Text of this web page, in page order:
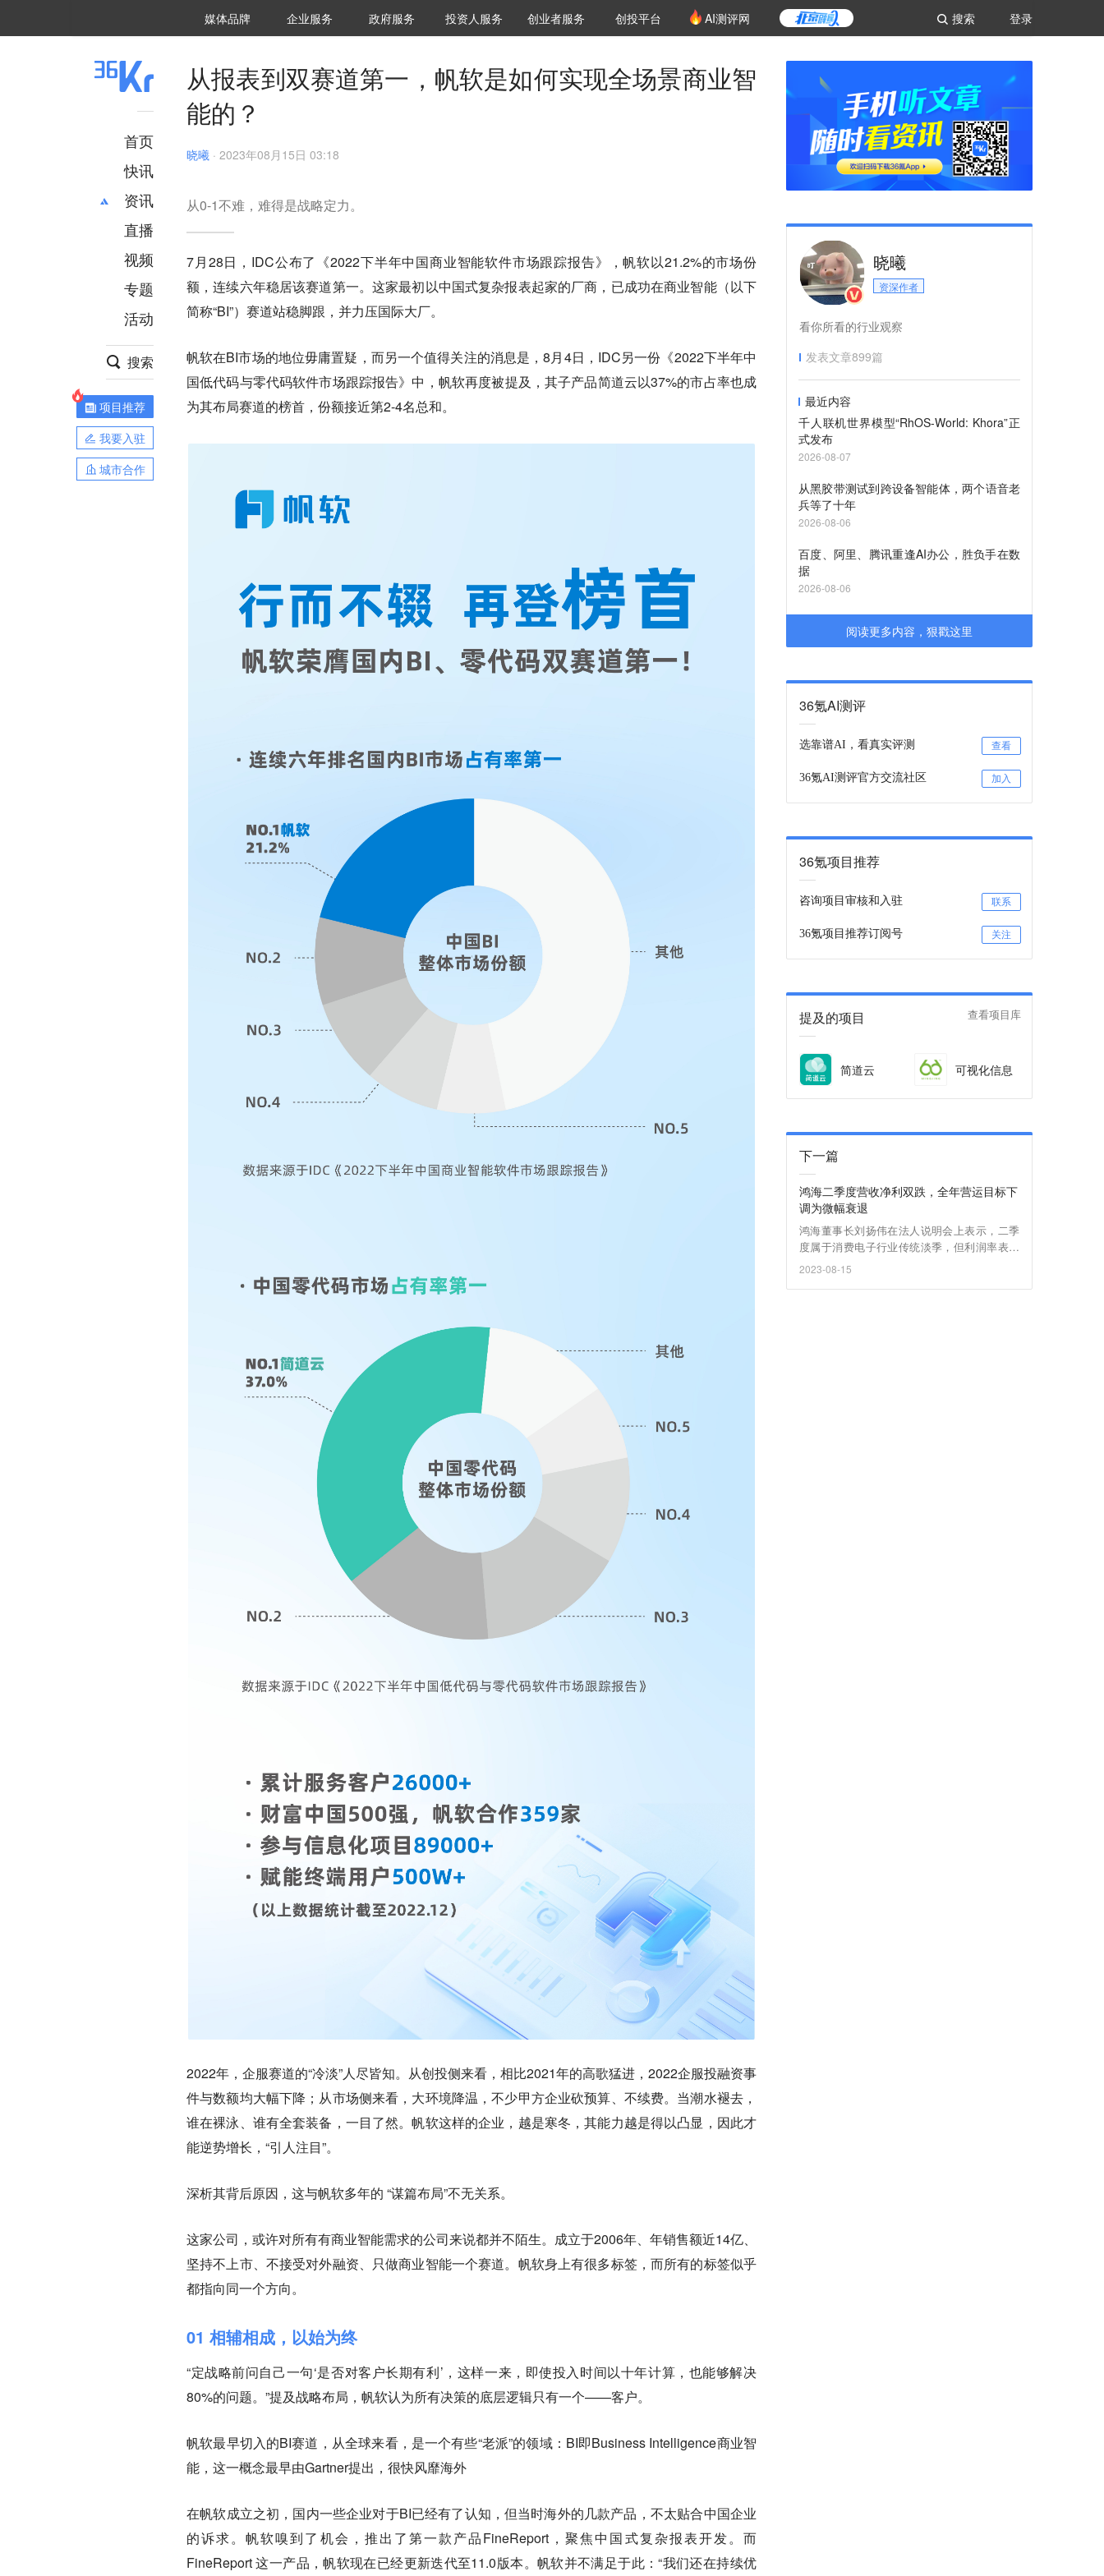
登录
搜索
媒体品牌 36Kr研究院
企业服务 城市之窗
政府服务 VClub投资机构库
投资机构职位推介
投资人服务 创投氪堂
创业者服务 创投平台 AI测评网
首页
快讯
资讯
推荐
财经
项目推荐
安徽
直播
视频
专题
活动
搜索
项目推荐
我要入驻
城市合作
从报表到双赛道第一，帆软是如何实现全场景商业智
能的？
晓曦 · 2023年08月15日 03:18
从0-1不难，难得是战略定力。
7月28日，IDC公布了《2022下半年中国商业智能软件市场跟踪报告》，帆软以21.2%的市场份
额，连续六年稳居该赛道第一。这家最初以中国式复杂报表起家的厂商，已成功在商业智能（以下
简称“BI”）赛道站稳脚跟，并力压国际大厂。
帆软在BI市场的地位毋庸置疑，而另一个值得关注的消息是，8月4日，IDC另一份《2022下半年中
国低代码与零代码软件市场跟踪报告》中，帆软再度被提及，其子产品简道云以37%的市占率也成
为其布局赛道的榜首，份额接近第2-4名总和。
2022年，企服赛道的“冷淡”人尽皆知。从创投侧来看，相比2021年的高歌猛进，2022企服投融资事
件与数额均大幅下降；从市场侧来看，大环境降温，不少甲方企业砍预算、不续费。当潮水褪去，
谁在裸泳、谁有全套装备，一目了然。帆软这样的企业，越是寒冬，其能力越是得以凸显，因此才
能逆势增长，“引人注目”。
深析其背后原因，这与帆软多年的 “谋篇布局”不无关系。
这家公司，或许对所有有商业智能需求的公司来说都并不陌生。成立于2006年、年销售额近14亿、
坚持不上市、不接受对外融资、只做商业智能一个赛道。帆软身上有很多标签，而所有的标签似乎
都指向同一个方向。
01 相辅相成，以始为终
“定战略前问自己一句‘是否对客户长期有利’，这样一来，即使投入时间以十年计算，也能够解决
80%的问题。”提及战略布局，帆软认为所有决策的底层逻辑只有一个——客户。
帆软最早切入的BI赛道，从全球来看，是一个有些“老派”的领域：BI即Business Intelligence商业智
能，这一概念最早由Gartner提出，很快风靡海外
在帆软成立之初，国内一些企业对于BI已经有了认知，但当时海外的几款产品，不太贴合中国企业
的诉求。帆软嗅到了机会，推出了第一款产品FineReport，聚焦中国式复杂报表开发。而
FineReport 这一产品，帆软现在已经更新迭代至11.0版本。帆软并不满足于此：“我们还在持续优
晓曦
资深作者
看你所看的行业观察
发表文章899篇
最近内容
千人联机世界模型“RhOS-World: Khora”正
式发布
2026-08-07
从黑胶带测试到跨设备智能体，两个语音老
兵等了十年
2026-08-06
百度、阿里、腾讯重逢AI办公，胜负手在数
据
2026-08-06
阅读更多内容，狠戳这里
36氪AI测评
选靠谱AI，看真实评测 查看
36氪AI测评官方交流社区 加入
36氪项目推荐
咨询项目审核和入驻 联系
36氪项目推荐订阅号 关注
提及的项目 查看项目库
简道云 可视化信息
下一篇
鸿海二季度营收净利双跌，全年营运目标下
调为微幅衰退
鸿海董事长刘扬伟在法人说明会上表示，二季
度属于消费电子行业传统淡季，但利润率表现
高于公司预期。
2023-08-15